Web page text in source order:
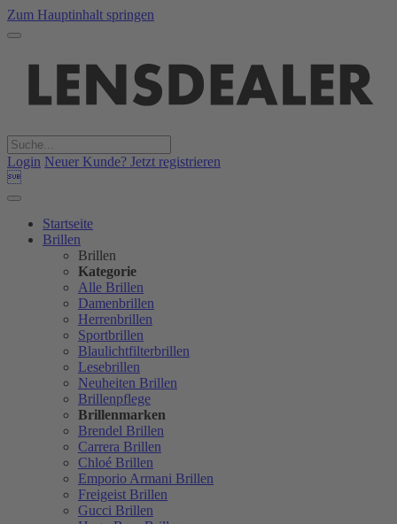
Zum Hauptinhalt springen
Login Neuer Kunde? Jetzt registrieren

Startseite
Brillen
Brillen
Kategorie
Alle Brillen
Damenbrillen
Herrenbrillen
Sportbrillen
Blaulichtfilterbrillen
Lesebrillen
Neuheiten Brillen
Brillenpflege
Brillenmarken
Brendel Brillen
Carrera Brillen
Chloé Brillen
Emporio Armani Brillen
Freigeist Brillen
Gucci Brillen